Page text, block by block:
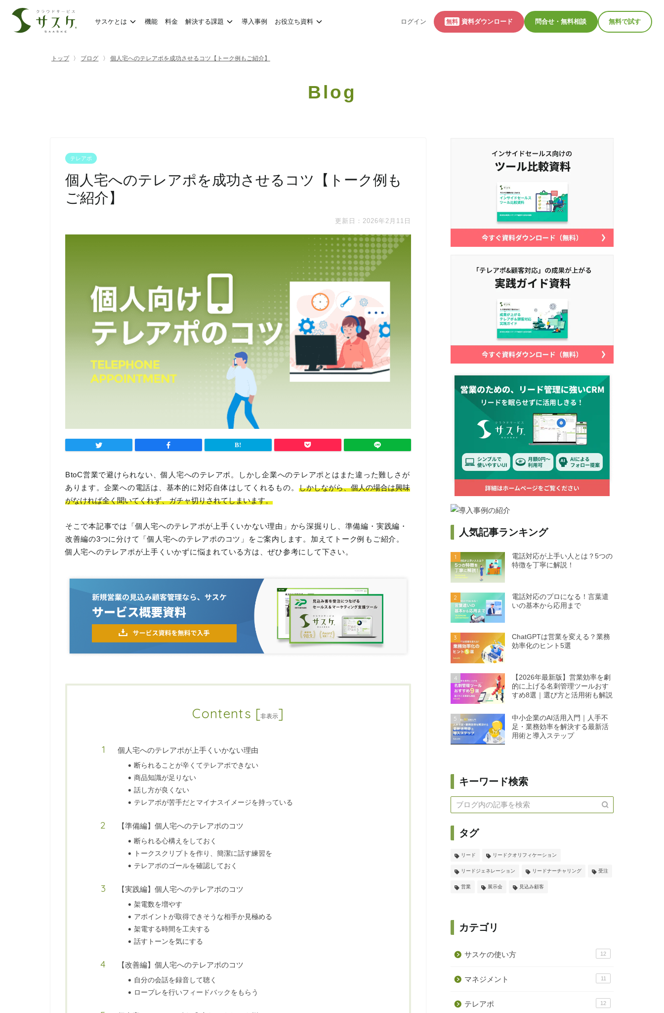
サスケとは 機能 料金 解決する課題 導入事例 お役立ち資料 ログイン 無料 資料ダウンロード 問合せ・無料相談 無料で試す
トップ ブログ 個人宅へのテレアポを成功させるコツ【トーク例もご紹介】
Blog
テレアポ
個人宅へのテレアポを成功させるコツ【トーク例も
ご紹介】
更新日：2026年2月11日
BtoC営業で避けられない、個人宅へのテレアポ。しかし企業へのテレアポとはまた違った難しさが
あります。企業への電話は、基本的に対応自体はしてくれるもの。 しかしながら、個人の場合は興味
がなければ全く聞いてくれず、ガチャ切りされてしまいます。
そこで本記事では「個人宅へのテレアポが上手くいかない理由」から深掘りし、準備編・実践編・
改善編の3つに分けて「個人宅へのテレアポのコツ」をご案内します。加えてトーク例もご紹介。
個人宅へのテレアポが上手くいかずに悩まれている方は、ぜひ参考にして下さい。
Contents [非表示]
個人宅へのテレアポが上手くいかない理由
断られることが辛くてテレアポできない
商品知識が足りない
話し方が良くない
テレアポが苦手だとマイナスイメージを持っている
【準備編】個人宅へのテレアポのコツ
断られる心構えをしておく
トークスクリプトを作り、簡潔に話す練習を
テレアポのゴールを確認しておく
【実践編】個人宅へのテレアポのコツ
架電数を増やす
アポイントが取得できそうな相手か見極める
架電する時間を工夫する
話すトーンを気にする
【改善編】個人宅へのテレアポのコツ
自分の会話を録音して聴く
ロープレを行いフィードバックをもらう
人気記事ランキング
1
電話対応が上手い人とは？5つの
特徴を丁寧に解説！
2
電話対応のプロになる！言葉遣
いの基本から応用まで
3
ChatGPTは営業を変える？業務
効率化のヒント5選
4
【2026年最新版】営業効率を劇
的に上げる名刺管理ツールおす
すめ8選｜選び方と活用術も解説
5
中小企業のAI活用入門｜人手不
足・業務効率を解決する最新活
用術と導入ステップ
キーワード検索
タグ
リード リードクオリフィケーション
リードジェネレーション リードナーチャリング 受注
営業 展示会 見込み顧客
カテゴリ
サスケの使い方 12
マネジメント 11
テレアポ 12